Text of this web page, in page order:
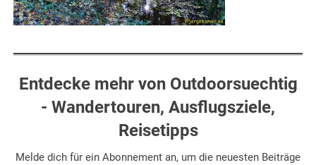
Entdecke mehr von Outdoorsuechtig
- Wandertouren, Ausflugsziele,
Reisetipps
Melde dich für ein Abonnement an, um die neuesten Beiträge